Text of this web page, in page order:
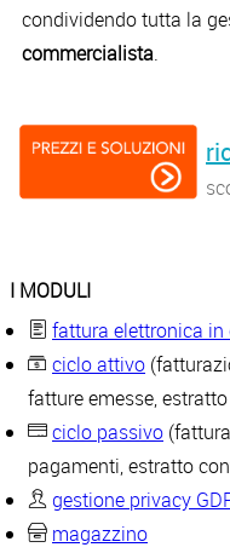
condividendo tutta la
commercialista.
I MODULI
fattura elettronica in
ciclo attivo
fatture emesse,
ciclo passivo
pagamenti, estratto
gestione privacy
magazzino